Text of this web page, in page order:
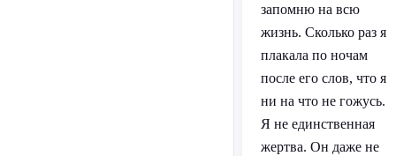
запомню на всю
жизнь. Сколько раз я
плакала по ночам
после его слов, что я
ни на что не гожусь.
Я не единственная
жертва. Он даже не